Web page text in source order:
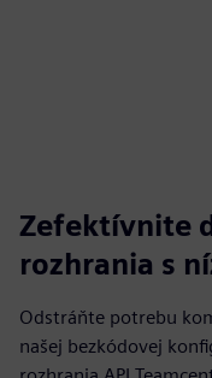
Zefektívnite
rozhrania s
Odstráňte potrebu
našej bezkódovej